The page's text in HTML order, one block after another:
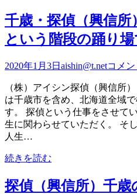
千歳・探偵（興信
という階段の踊り
2020年1月3日 aishin@t.netコメ
（株）アイシン探偵（興信
は千歳市を含め、北海道全域
す。 探偵という仕事をさせて
生に関わらせていただく。 そ
人生…
続きを読む
探偵（興信所）千